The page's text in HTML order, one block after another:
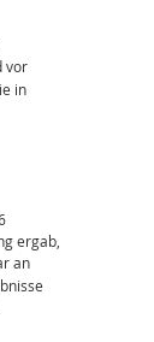
vor
in
ergab,
an